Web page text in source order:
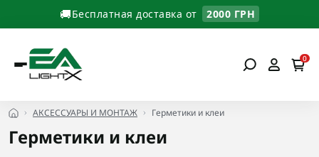
🚚Бесплатная доставка от 2000 ГРН
0
АКСЕССУАРЫ И МОНТАЖ Герметики и клеи
Герметики и клеи